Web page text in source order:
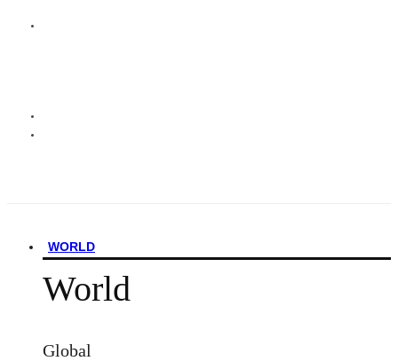
WORLD
World
Global